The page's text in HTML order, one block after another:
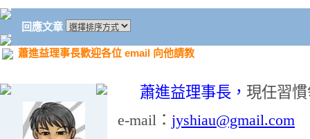
回應文章
蕭進益理事長歡迎各位 email 向他請教
蕭進益理事長， 現任習
e-mail ： jyshiau@gmail.com